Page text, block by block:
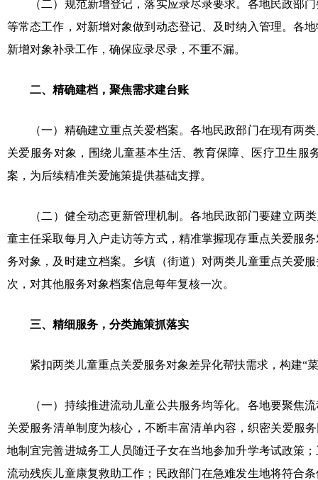
（二）规范新增登记，落实应录尽录要求。各地民政部
等常态工作，对新增对象做到动态登记、及时纳入管理。各
新增对象补录工作，确保应录尽录，不重不漏。
二、精确建档，聚焦需求建台账
（一）精确建立重点关爱档案。各地民政部门在现有两
关爱服务对象，围绕儿童基本生活、教育保障、医疗卫生
案，为后续精准关爱施策提供基础支撑。
（二）健全动态更新管理机制。各地民政部门要建立两
童主任采取每月入户走访等方式，精准掌握现存重点关爱服
务对象，及时建立档案。乡镇（街道）对两类儿童重点关爱
次，对其他服务对象档案信息每年复核一次。
三、精细服务，分类施策抓落实
紧扣两类儿童重点关爱服务对象差异化帮扶需求，构建“
（一）持续推进流动儿童公共服务均等化。各地要聚焦
关爱服务清单制度为核心，不断丰富清单内容，织密关爱服
地制宜完善进城务工人员随迁子女在当地参加升学考试政策
流动残疾儿童康复救助工作；民政部门在急难发生地将符合